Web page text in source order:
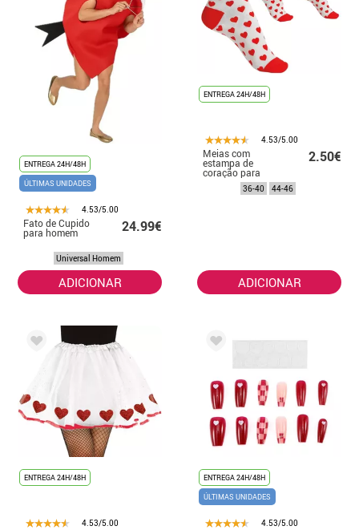
ENTREGA 24H/48H
ÚLTIMAS UNIDADES
4.53/5.00
Fato de Cupido
para homem 24.99€
Universal Homem
ADICIONAR
ENTREGA 24H/48H
4.53/5.00
Meias com
estampa de
coração para
adultos
2.50€
36-40 44-46
ADICIONAR
ENTREGA 24H/48H
4.53/5.00
ENTREGA 24H/48H
ÚLTIMAS UNIDADES
4.53/5.00